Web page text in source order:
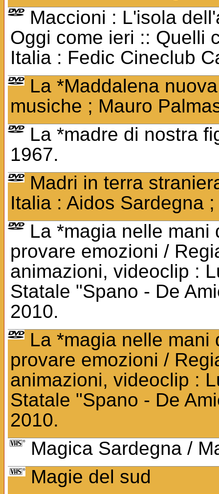
Maccioni : L'isola
Oggi come ieri :: Quelli
Italia : Fedic Cineclub
La *Maddalena
musiche ; Mauro
La *madre di nostra
1967.
Madri in terra
Italia : Aidos Sardegna
La *magia nelle
provare emozioni /
animazioni, videoclip :
Statale "Spano - De
2010.
La *magia nelle
provare emozioni /
animazioni, videoclip :
Statale "Spano - De
2010.
Magica Sardegna /
Magie del sud